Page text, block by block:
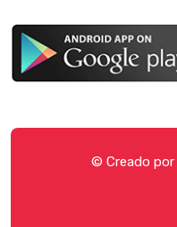
© Creado por